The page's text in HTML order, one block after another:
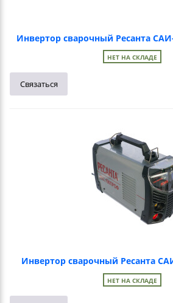
Инвертор сварочный Ресанта
НЕТ НА СКЛАДЕ
Связаться
Инвертор сварочный Ресанта
НЕТ НА СКЛАДЕ